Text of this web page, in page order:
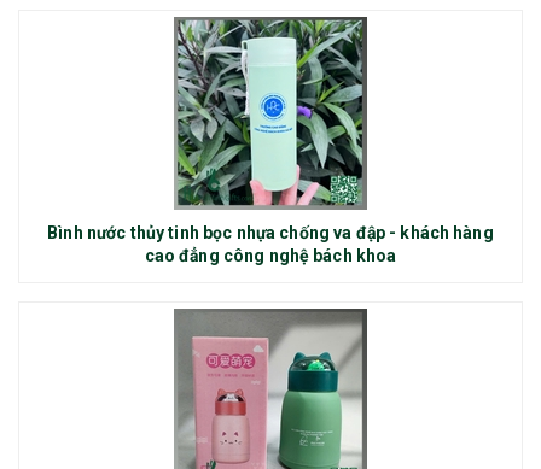
Bình nước thủy tinh bọc nhựa chống va đập - khách hàng
cao đẳng công nghệ bách khoa